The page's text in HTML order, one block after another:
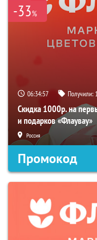
-33%
06:34:57 Получили:
Скидка 1000р. на
и подарков «Флаувау»
Россия
Промокод